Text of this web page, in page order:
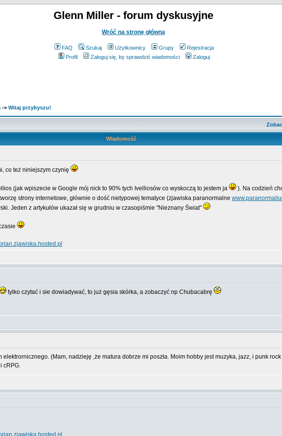
Glenn Miller - forum dyskusyjne
Wróć na stronę główną
FAQ Szukaj Użytkownicy Grupy
Rejestracja
Profil
Zaloguj się, by sprawdzić wiadomości Zaloguj
-> Witaj przybyszu!
Wiadomość
co też niniejszym czynię
(jak wpiszecie w Google mój nick to 90% tych Ivelliosów co wyskoczą to jestem ja
). Na codzień
strony internetowe, głównie o dość nietypowej tematyce (zjawiska paranormalne
Jeden z artykułów ukazał się w grudniu w czasopiśmie "Nieznany Świat"
tylko czytać i sie dowiadywać, to już gęsia skórka, a zobaczyć np Chubacabrę
(Mam, nadzieję ,że matura dobrze mi poszła. Moim hobby jest muzyka, jazz, i punk
cRPG.